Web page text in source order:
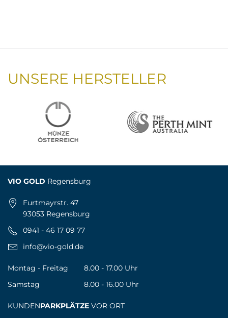
UNSERE HERSTELLER
VIO GOLD Regensburg
Furtmayrstr. 47
93053 Regensburg
0941 - 46 17 09 77
info@vio-gold.de
Montag - Freitag
8.00 - 17.00 Uhr
Samstag
8.00 - 16.00 Uhr
KUNDENPARKPLÄTZE VOR ORT